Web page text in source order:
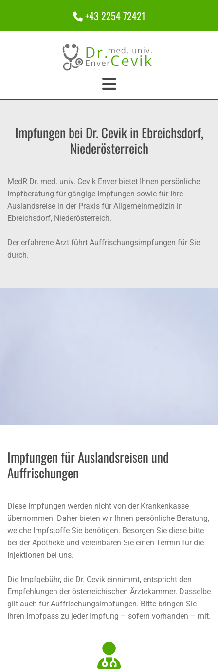
 +43 2254 72421
Impfungen bei Dr. Cevik in Ebreichsdorf,
Niederösterreich
MedR Dr. med. univ. Cevik Enver bietet Ihnen persönliche
Impfberatung für gängige Impfungen sowie für Ihre
Auslandsreise in der Praxis für Allgemeinmedizin in
Ebreichsdorf, Niederösterreich.
Der erfahrene Arzt führt Auffrischungsimpfungen für Sie
durch.
Impfungen für Auslandsreisen und
Auffrischungen
Diese Impfungen werden nicht von der Krankenkasse
übernommen. Daher bieten wir Ihnen persönliche Beratung,
welche Impfstoffe Sie benötigen. Besorgen Sie diese bitte
bei der Apotheke und vereinbaren Sie einen Termin für die
Injektionen bei uns.
Die Impfgebühr, die Dr. Cevik einnimmt, entspricht den
Empfehlungen der österreichischen Ärztekammer. Dasselbe
gilt auch für Auffrischungsimpfungen. Bitte bringen Sie
Ihren Impfpass zu jeder Impfung – sofern vorhanden – mit.
